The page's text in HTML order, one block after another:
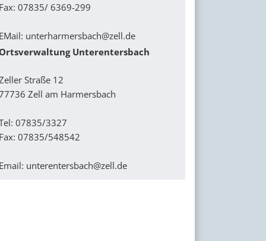
07835/ 6369-299
unterharmersbach@zell.de
Unterentersbach
Straße 12
Zell am Harmersbach
07835/3327
07835/548542
unterentersbach@zell.de